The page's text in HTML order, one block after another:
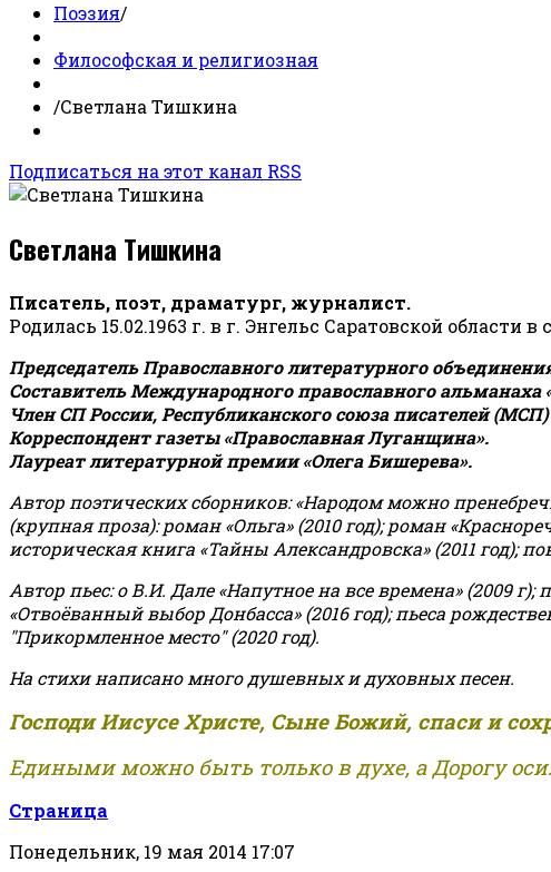
Поэзия/
Философская и религиозная
/Светлана Тишкина
Подписаться на этот канал RSS
Светлана Тишкина
Писатель, поэт, драматург, журналист.
Родилась 15.02.1963 г. в г. Энгельс Саратовской области
Председатель Православного литературного
Составитель Международного православного альманаха
Член СП России, Республиканского союза писателей
Корреспондент газеты «Православная Луганщина».
Лауреат литературной премии «Олега Бишерева».
Автор поэтических сборников: «Народом можно
(крупная проза): роман «Ольга» (2010 год); роман
историческая книга «Тайны Александровска» (2011 год);
Автор пьес: о В.И. Дале «Напутное на все времена» (2009 г);
«Отвоёванный выбор Донбасса» (2016 год); пьеса
"Прикормленное место" (2020 год).
На стихи написано много душевных и духовных песен.
Господи Иисусе Христе, Сыне Божий, спаси и
Едиными можно быть только в духе, а Дорогу
Страница
Понедельник, 19 мая 2014 17:07